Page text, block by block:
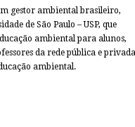
gestor ambiental brasileiro,
de São Paulo – USP, que
ambiental para alunos,
da rede pública e privada
ambiental.